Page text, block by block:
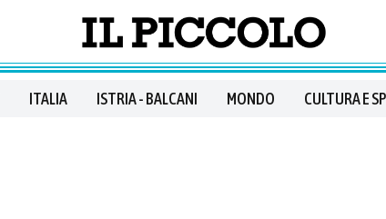
ITALIA ISTRIA - BALCANI MONDO CULTURA E